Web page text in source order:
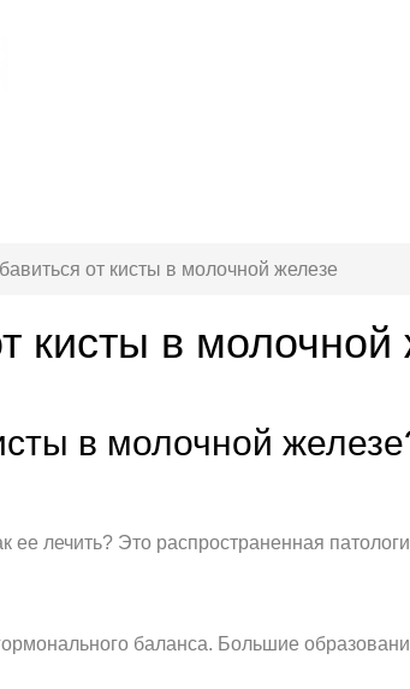
от кисты в молочной железе
кисты в молочной
в молочной
ее лечить? Это распространенная
баланса. Большие